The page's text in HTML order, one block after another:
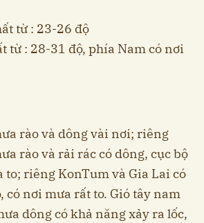
từ : 23-26 độ
từ : 28-31 độ, phía Nam có nơi
rào và dông vài nơi; riêng
rào và rải rác có dông, cục bộ
to; riêng KonTum và Gia Lai có
có nơi mưa rất to. Gió tây nam
dông có khả năng xảy ra lốc,